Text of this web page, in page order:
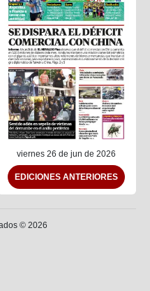
viernes 26 de jun de 2026
EDICIONES ANTERIORES
© 2026